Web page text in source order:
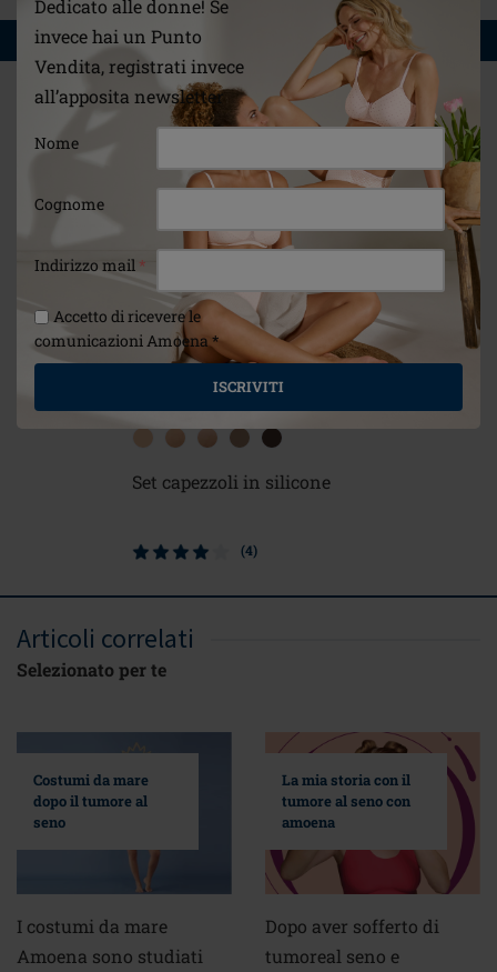
Dedicato alle donne! Se
invece hai un Punto
Vendita, registrati invece
all’apposita newsletter
Nome
Cognome
Indirizzo mail *
Accetto di ricevere le
comunicazioni Amoena *
ISCRIVITI
POTREBBE PIACERTI ANCHE
Set capezzoli in silicone
(4)
Articoli correlati
Selezionato per te
Costumi da mare
dopo il tumore al
seno
I costumi da mare
Amoena sono studiati
La mia storia con il
tumore al seno con
amoena
Dopo aver sofferto di
tumoreal seno e